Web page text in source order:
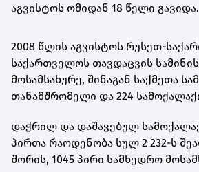
აგვისტოს ომიდან 18 წელი გავიდა.
2008 წლის აგვისტოს რუსეთ-
საქართველოს თავდაცვის
მოსამსახურე, შინაგან საქმეთა
თანამშრომელი და 224
დაჭრილ და დაშავებულ
პირთა რაოდენობა სულ 2 232-ს
შორის, 1045 პირი სამხედრო